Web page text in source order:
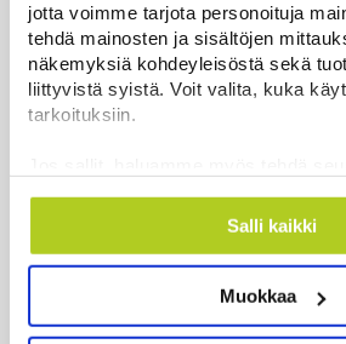
jotta voimme tarjota personoituja
tehdä mainosten ja sisältöjen
näkemyksiä kohdeyleisöstä sekä
liittyvistä syistä. Voit valita, kuka
tarkoituksiin.
Kerätä tietoja
mahdollisesti muutaman metrin
ominaispiirteitä aktiivisesti
Lue lisää siitä, miten henkilötietojasi
Salli kaikki
Muokkaa
Espanja uhkaa Italiaa
Uutiset | 7.8.2026 16:55
Sianlihaa voi jälleen viedä Etelä-
Uutiset | 7.8.2026 16:44
Järjestöt vastustavat karhun
poliisi vetoaa kansalaisten